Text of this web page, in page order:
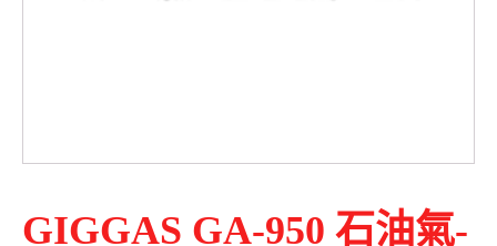
GIGGAS GA-950 石油氣-